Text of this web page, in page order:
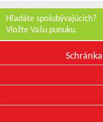
Hľadáte spolubývajúcich?
Vložte Vašu punuku.